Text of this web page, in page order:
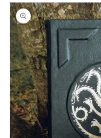
as
informações
do produto